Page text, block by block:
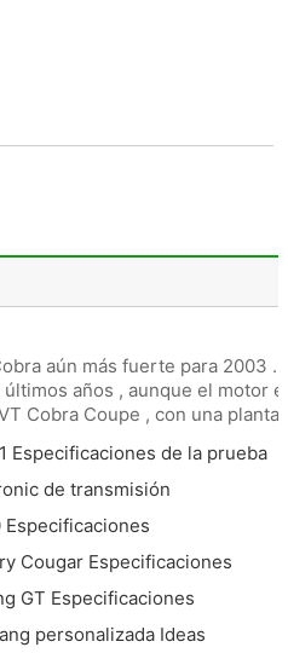
aún más fuerte para 2003 . El
años , aunque el motor en
Cobra Coupe , con una planta
Especificaciones de la prueba
de transmisión
Especificaciones
Cougar Especificaciones
GT Especificaciones
personalizada Ideas